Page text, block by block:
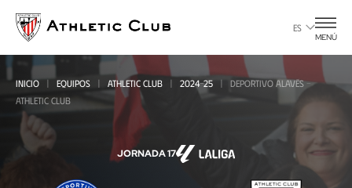
contenido
principal
ES
MENÚ
INICIO EQUIPOS ATHLETIC CLUB 2024-25
DEPORTIVO ALAVÉS -
ATHLETIC CLUB
JORNADA 17